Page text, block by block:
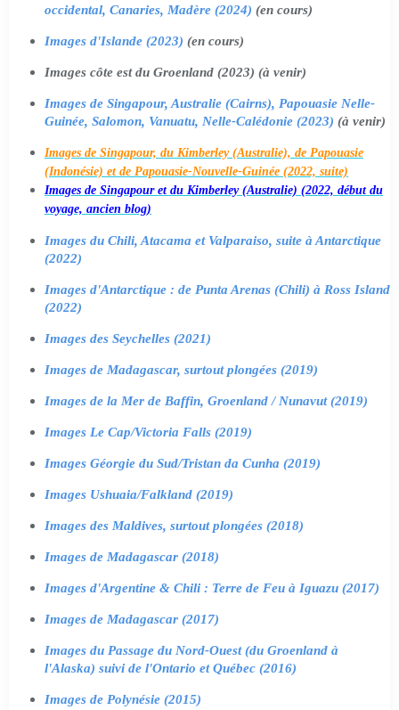
occidental, Canaries, Madère (2024) (en cours)
Images d'Islande (2023) (en cours)
Images côte est du Groenland (2023) (à venir)
Images de Singapour, Australie (Cairns), Papouasie Nelle-
Guinée, Salomon, Vanuatu, Nelle-Calédonie (2023) (à venir)
Images de Singapour, du Kimberley (Australie), de Papouasie
(Indonésie) et de Papouasie-Nouvelle-Guinée (2022, suite)
Images de Singapour et du Kimberley (Australie) (2022, début du
voyage, ancien blog)
Images du Chili, Atacama et Valparaiso, suite à Antarctique
(2022)
Images d'Antarctique : de Punta Arenas (Chili) à Ross Island
(2022)
Images des Seychelles (2021)
Images de Madagascar, surtout plongées (2019)
Images de la Mer de Baffin, Groenland / Nunavut (2019)
Images Le Cap/Victoria Falls (2019)
Images Géorgie du Sud/Tristan da Cunha (2019)
Images Ushuaia/Falkland (2019)
Images des Maldives, surtout plongées (2018)
Images de Madagascar (2018)
Images d'Argentine & Chili : Terre de Feu à Iguazu (2017)
Images de Madagascar (2017)
Images du Passage du Nord-Ouest (du Groenland à
l'Alaska) suivi de l'Ontario et Québec (2016)
Images de Polynésie (2015)